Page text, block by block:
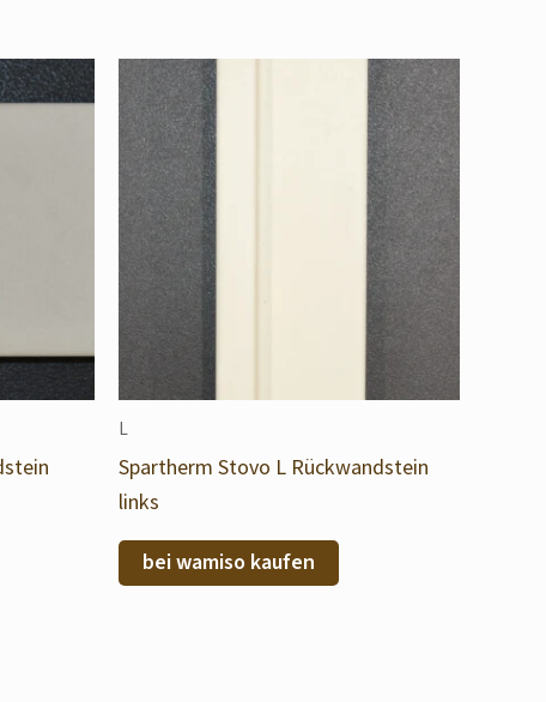
L
Spartherm Stovo L Rückwandstein
links
bei wamiso kaufen